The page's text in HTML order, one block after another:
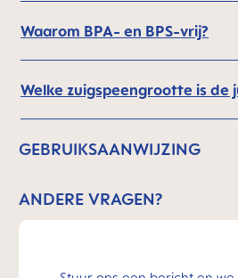
Waarom BPA- en BPS-vrij?
Welke zuigspeengrootte is de
GEBRUIKSAANWIJZING
ANDERE VRAGEN?